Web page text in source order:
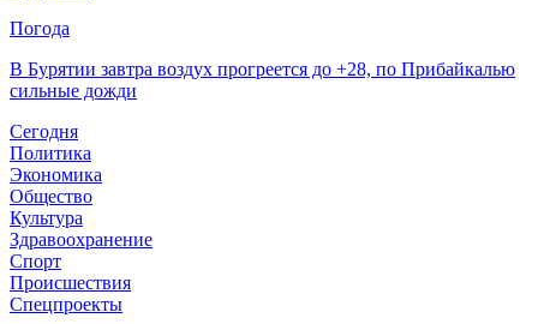
Погода
В Бурятии завтра воздух прогреется до +28, по Прибайкалью
сильные дожди
Сегодня
Политика
Экономика
Общество
Культура
Здравоохранение
Спорт
Происшествия
Спецпроекты